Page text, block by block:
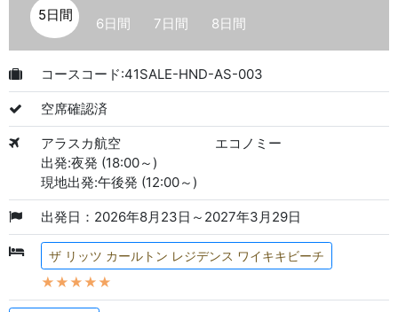
5日間
6日間 7日間 8日間
コースコード:41SALE-HND-AS-003
空席確認済
アラスカ航空
エコノミー
出発:夜発 (18:00～)
現地出発:午後発 (12:00～)
出発日：2026年8月23日～2027年3月29日
ザ リッツ カールトン レジデンス ワイキキビーチ
★★★★★